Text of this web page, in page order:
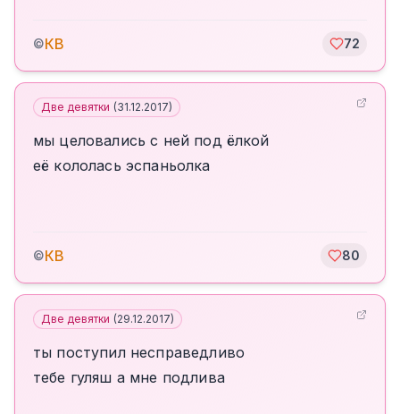
©КВ 72
Две девятки (31.12.2017)
мы целовались с ней под ёлкой
её кололась эспаньолка
©КВ 80
Две девятки (29.12.2017)
ты поступил несправедливо
тебе гуляш а мне подлива